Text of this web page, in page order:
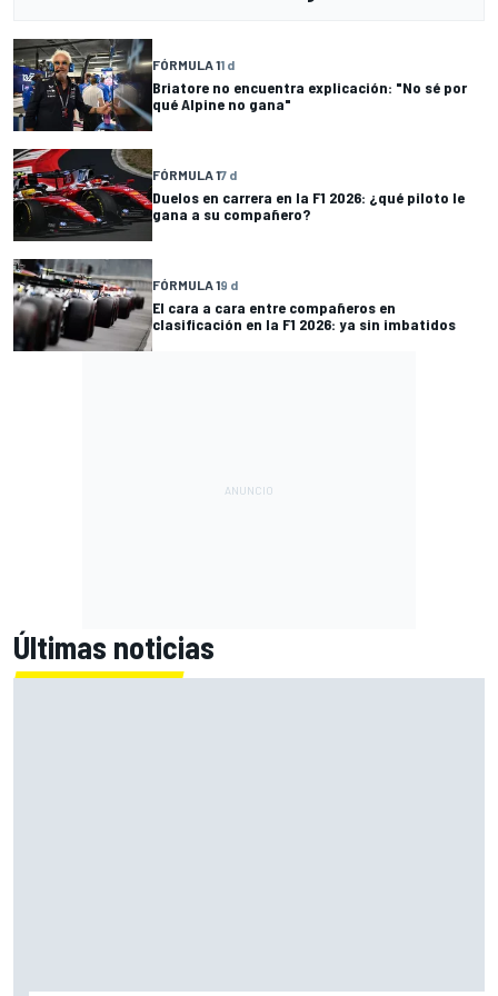
FÓRMULA 11 d
Briatore no encuentra explicación: "No sé por
qué Alpine no gana"
FÓRMULA 17 d
Duelos en carrera en la F1 2026: ¿qué piloto le
gana a su compañero?
FÓRMULA 19 d
El cara a cara entre compañeros en
clasificación en la F1 2026: ya sin imbatidos
Últimas noticias